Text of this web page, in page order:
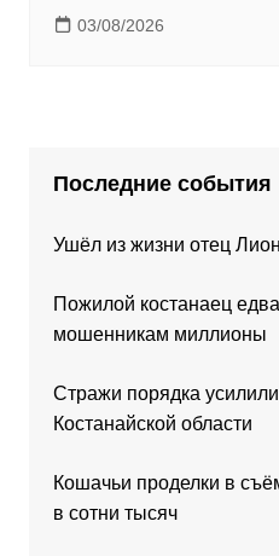
03/08/2026
Последние события
Ушёл из жизни отец
Пожилой костанаец
мошенникам миллионы
Стражи порядка
Костанайской области
Кошачьи проделки в
в сотни тысяч